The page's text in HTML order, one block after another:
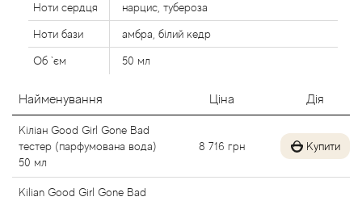
Ноти сердця нарцис, тубероза
Ноти бази амбра, білий кедр
Об `єм 50 мл
Найменування Ціна Дія
Кіліан Good Girl Gone Bad
тестер (парфумована вода)
50 мл
8 716 грн Купити
Kilian Good Girl Gone Bad
Agonist
Aigner
Aj Arabia (Widian)
Ajmal
Al Haramain